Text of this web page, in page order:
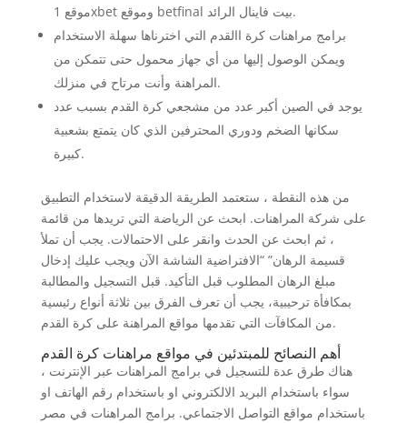
موقع 1xbet وموقع betfinal بيت فاينال الرائد.
برامج مراهنات كرة االقدم التي اخترناها سهلة الاستخدام
ويمكن الوصول إليها من أي جهاز محمول حتى تتمكن من
المراهنة وأنت مرتاح في منزلك.
يوجد في الصين أكبر عدد من مشجعي كرة القدم بسبب عدد
سكانها الضخم ودوري المحترفين الذي كان يتمتع بشعبية
كبيرة.
من هذه النقطة ، ستعتمد الطريقة الدقيقة لاستخدام التطبيق
على شركة المراهنات. ابحث عن الرياضة التي تريدها من قائمة
، ثم ابحث عن الحدث وانقر على الاحتمالات. يجب أن تملأ
قسيمة الرهان” “الافتراضية الشاشة الآن ويجب عليك إدخال
مبلغ الرهان المطلوب قبل التأكيد. قبل التسجيل والمطالبة
بمكافأة ترحيبية، يجب أن تعرف الفرق بين ثلاثة أنواع رئيسية
من المكافآت التي تقدمها مواقع المراهنة على كرة القدم.
أهم النصائح للمبتدئين في مواقع مراهنات كرة القدم
هناك طرق عدة للتسجيل في برامج المراهنات عبر الإنترنت ،
سواء باستخدام البريد الالكتروني او باستخدام رقم الهاتف او
باستخدام مواقع التواصل الاجتماعي. برامج المراهنات في مصر